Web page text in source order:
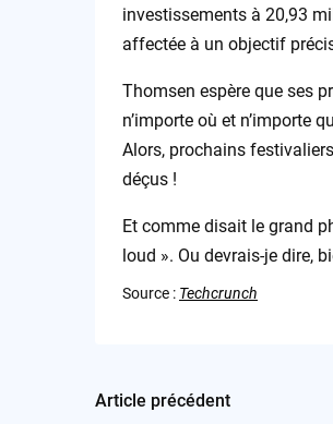
investissements à 20,93
affectée à un objectif
Thomsen espère que ses
n’importe où et n’importe
Alors, prochains
déçus !
Et comme disait le grand
loud ». Ou devrais-je dire,
Source : Techcrunch
Post
Article précédent